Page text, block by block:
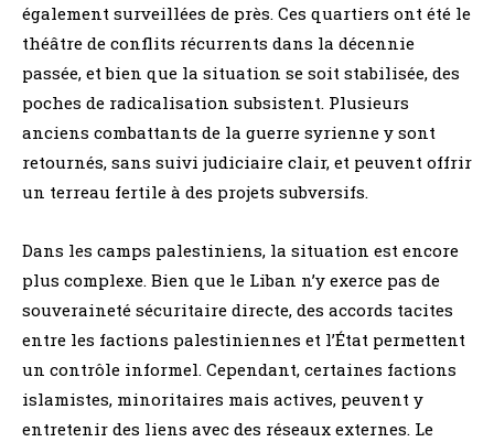
également surveillées de près. Ces quartiers ont été le
théâtre de conflits récurrents dans la décennie
passée, et bien que la situation se soit stabilisée, des
poches de radicalisation subsistent. Plusieurs
anciens combattants de la guerre syrienne y sont
retournés, sans suivi judiciaire clair, et peuvent offrir
un terreau fertile à des projets subversifs.
Dans les camps palestiniens, la situation est encore
plus complexe. Bien que le Liban n’y exerce pas de
souveraineté sécuritaire directe, des accords tacites
entre les factions palestiniennes et l’État permettent
un contrôle informel. Cependant, certaines factions
islamistes, minoritaires mais actives, peuvent y
entretenir des liens avec des réseaux externes. Le